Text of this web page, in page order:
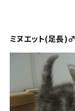
ミヌエット(足長)♂